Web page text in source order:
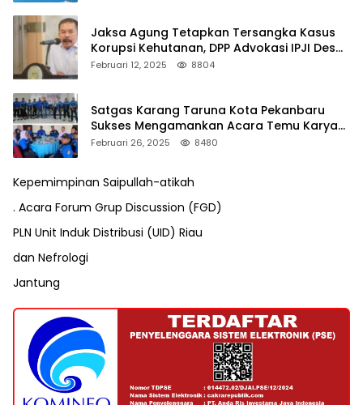
Jaksa Agung Tetapkan Tersangka Kasus
Korupsi Kehutanan, DPP Advokasi IPJI Desak
Pengusutan Pajak RAPP
Februari 12, 2025 8804
Satgas Karang Taruna Kota Pekanbaru
Sukses Mengamankan Acara Temu Karya
VII Karang Taruna Pekanbaru
Februari 26, 2025 8480
Kepemimpinan Saipullah-atikah
. Acara Forum Grup Discussion (FGD)
PLN Unit Induk Distribusi (UID) Riau
dan Nefrologi
Jantung